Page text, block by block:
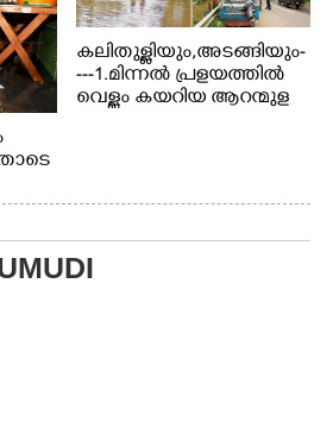
കലിതുള്ളിയും,അടങ്ങിയും-
---1.മിന്നൽ പ്രളയത്തിൽ
വെള്ളം കയറിയ ആറന്മുള
ഇറങ്ങിപ്പോൾ
കാഴ്ച.രക്ഷാപ്രവർത്തന
ത്തിന് ഓച്ചിറ അഴിക്കലിൽ